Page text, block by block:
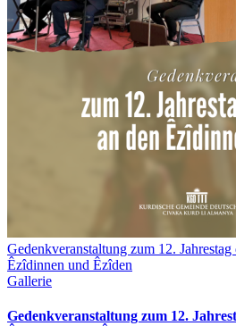
Gedenkveranstaltung zum 12. Jahrestag
Êzîdinnen und Êzîden
Gallerie
Gedenkveranstaltung zum 12.